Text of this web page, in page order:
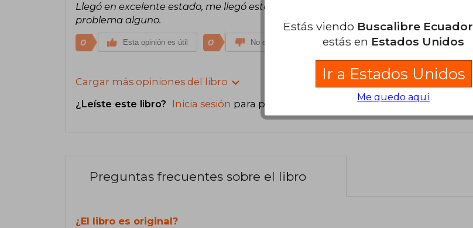
Llegó en excelente estado, me llegó esta vez la edición impresa en Colombia. Sin
problema alguno.
0 Esta opinión es útil 0 No es útil
Cargar más opiniones del libro
¿Leíste este libro? Inicia sesión para poder agregar tu propia evaluación
Preguntas frecuentes sobre el libro
¿El libro es original?
Estás viendo Buscalibre Ecuador
estás en Estados Unidos
Ir a Estados Unidos
Me quedo aquí